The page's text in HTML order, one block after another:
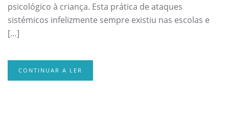
psicológico à criança. Esta prática de ataques
sistémicos infelizmente sempre existiu nas escolas e
[…]
CONTINUAR A LER